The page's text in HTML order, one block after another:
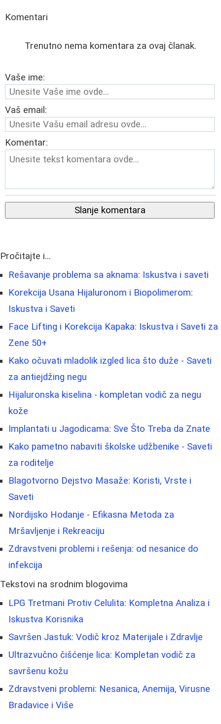
Komentari
Trenutno nema komentara za ovaj članak.
Vaše ime:
Vaš email:
Komentar:
Slanje komentara
Pročitajte i...
Rešavanje problema sa aknama: Iskustva i saveti
Korekcija Usana Hijaluronom i Biopolimerom:
Iskustva i Saveti
Face Lifting i Korekcija Kapaka: Iskustva i Saveti za
Zene 50+
Kako očuvati mladolik izgled lica što duže - Saveti
za antiejdžing negu
Hijaluronska kiselina - kompletan vodič za negu
kože
Implantati u Jagodicama: Sve Što Treba da Znate
Kako pametno nabaviti školske udžbenike - Saveti
za roditelje
Blagotvorno Dejstvo Masaže: Koristi, Vrste i
Saveti
Nordijsko Hodanje - Efikasna Metoda za
Mršavljenje i Rekreaciju
Zdravstveni problemi i rešenja: od nesanice do
infekcija
Tekstovi na srodnim blogovima
LPG Tretmani Protiv Celulita: Kompletna Analiza i
Iskustva Korisnika
Savršen Jastuk: Vodič kroz Materijale i Zdravlje
Ultrazvučno čišćenje lica: Kompletan vodič za
savršenu kožu
Zdravstveni problemi: Nesanica, Anemija, Virusne
Bradavice i Više